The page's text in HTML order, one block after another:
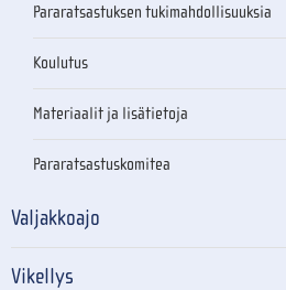
Pararatsastuksen tukimahdollisuuksia
Koulutus
Materiaalit ja lisätietoja
Pararatsastuskomitea
Valjakkoajo
Vikellys